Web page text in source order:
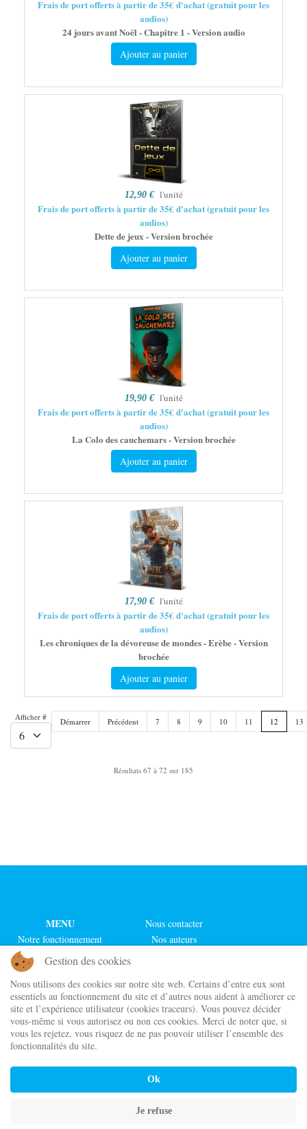
Frais de port offerts à partir de 35€ d'achat (gratuit pour les
audios)
24 jours avant Noël - Chapitre 1 - Version audio
Ajouter au panier
12,90 € l'unité
Frais de port offerts à partir de 35€ d'achat (gratuit pour les
audios)
Dette de jeux - Version brochée
Ajouter au panier
19,90 € l'unité
Frais de port offerts à partir de 35€ d'achat (gratuit pour les
audios)
La Colo des cauchemars - Version brochée
Ajouter au panier
17,90 € l'unité
Frais de port offerts à partir de 35€ d'achat (gratuit pour les
audios)
Les chroniques de la dévoreuse de mondes - Erèbe - Version
brochée
Ajouter au panier
Afficher # Démarrer Précédent 7 8 9 10 11 12 13
Résultats 67 à 72 sur 185
MENU
Nous contacter
Notre fonctionnement
Nos auteurs
Nos actualités
Notre boutique
Nos chroniqueurs
Nos séries
Maison d'édition indépendante
Cordes de lune Éditions
Gestion des cookies
Nous utilisons des cookies sur notre site web. Certains d’entre eux sont
essentiels au fonctionnement du site et d’autres nous aident à améliorer ce
site et l’expérience utilisateur (cookies traceurs). Vous pouvez décider
vous-même si vous autorisez ou non ces cookies. Merci de noter que, si
vous les rejetez, vous risquez de ne pas pouvoir utiliser l’ensemble des
fonctionnalités du site.
Ok
Je refuse